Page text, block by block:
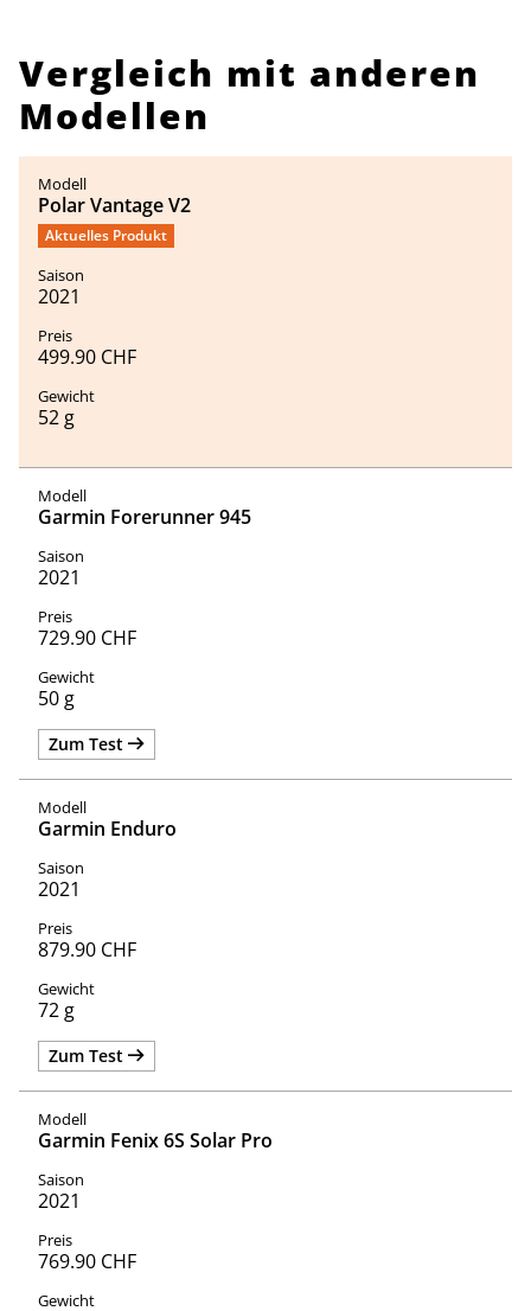
Vergleich mit anderen
Modellen
Polar Vantage V2
Aktuelles Produkt
2021
499.90 CHF
52 g
Garmin Forerunner 945
2021
729.90 CHF
50 g
Zum Test
Garmin Enduro
2021
879.90 CHF
72 g
Zum Test
Garmin Fenix 6S Solar Pro
2021
769.90 CHF